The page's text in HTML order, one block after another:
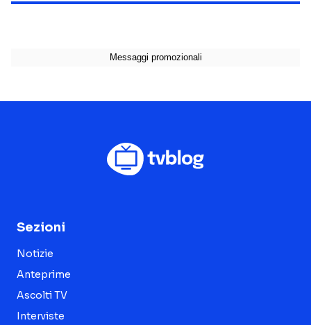
Sezioni
Notizie
Anteprime
Ascolti TV
Interviste